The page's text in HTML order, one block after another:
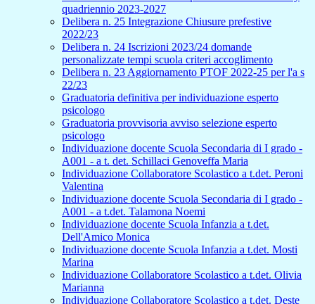
quadriennio 2023-2027
Delibera n. 25 Integrazione Chiusure prefestive
2022/23
Delibera n. 24 Iscrizioni 2023/24 domande
personalizzate tempi scuola criteri accoglimento
Delibera n. 23 Aggiornamento PTOF 2022-25 per l'a s
22/23
Graduatoria definitiva per individuazione esperto
psicologo
Graduatoria provvisoria avviso selezione esperto
psicologo
Individuazione docente Scuola Secondaria di I grado -
A001 - a t. det. Schillaci Genoveffa Maria
Individuazione Collaboratore Scolastico a t.det. Peroni
Valentina
Individuazione docente Scuola Secondaria di I grado -
A001 - a t.det. Talamona Noemi
Individuazione docente Scuola Infanzia a t.det.
Dell'Amico Monica
Individuazione docente Scuola Infanzia a t.det. Mosti
Marina
Individuazione Collaboratore Scolastico a t.det. Olivia
Marianna
Individuazione Collaboratore Scolastico a t.det. Deste